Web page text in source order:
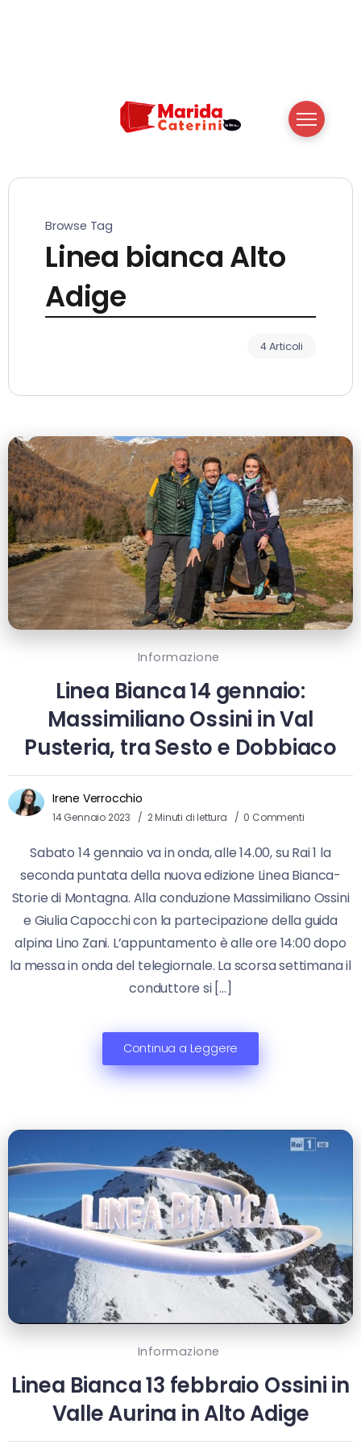
Browse Tag
Linea bianca Alto
Adige
4 Articoli
Informazione
Linea Bianca 14 gennaio:
Massimiliano Ossini in Val
Pusteria, tra Sesto e Dobbiaco
Irene Verrocchio
14 Gennaio 2023 2 Minuti di lettura 0 Commenti
Sabato 14 gennaio va in onda, alle 14.00, su Rai 1 la
seconda puntata della nuova edizione Linea Bianca-
Storie di Montagna. Alla conduzione Massimiliano Ossini
e Giulia Capocchi con la partecipazione della guida
alpina Lino Zani. L’appuntamento è alle ore 14:00 dopo
la messa in onda del telegiornale. La scorsa settimana il
conduttore si […]
Continua a Leggere
Informazione
Linea Bianca 13 febbraio Ossini in
Valle Aurina in Alto Adige